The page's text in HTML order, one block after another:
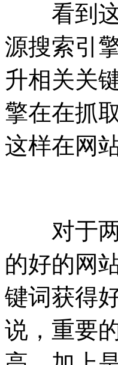
看到这
源搜索引
升相关关
擎在在抓
这样在网
对于两
的好的网
键词获得
说，重要